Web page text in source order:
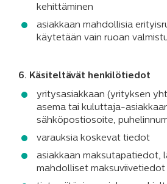
kehittäminen
asiakkaan mahdollisia
käytetään vain ruoan
6. Käsiteltävät henkilötiedot
yritysasiakkaan (yrityksen
asema tai kuluttaja-
sähköpostiosoite,
varauksia koskevat tiedot
asiakkaan maksutapatiedot,
mahdolliset maksuviivetiedot